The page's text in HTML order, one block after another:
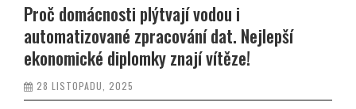
Proč domácnosti plýtvají vodou i
automatizované zpracování dat. Nejlepší
ekonomické diplomky znají vítěze!
28 LISTOPADU, 2025